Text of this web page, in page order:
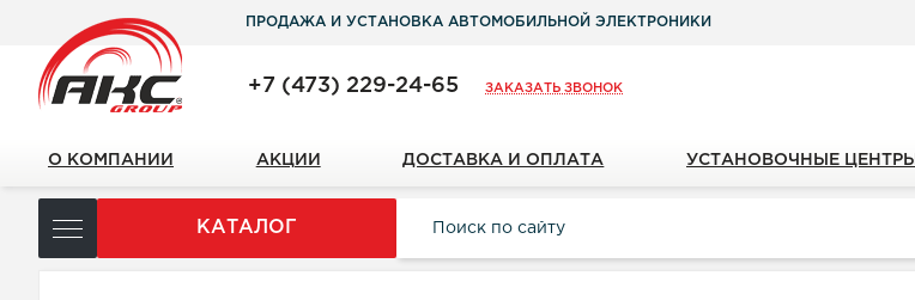
ПРОДАЖА И УСТАНОВКА АВТОМОБИЛЬНОЙ ЭЛЕКТРОНИКИ
+7 (473) 229-24-65 ЗАКАЗАТЬ ЗВОНОК
О КОМПАНИИ АКЦИИ ДОСТАВКА И ОПЛАТА УСТАНОВОЧНЫЕ ЦЕНТРЫ
КАТАЛОГ